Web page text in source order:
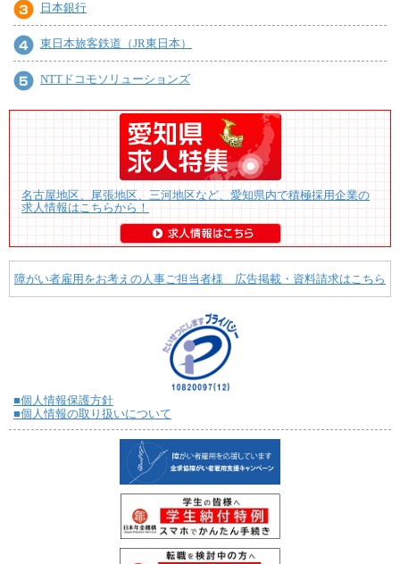
日本銀行
東日本旅客鉄道（JR東日本）
NTTドコモソリューションズ
名古屋地区、尾張地区、三河地区など、愛知県内で積極採用企業の
求人情報はこちらから！
障がい者雇用をお考えの人事ご担当者様 広告掲載・資料請求はこちら
■個人情報保護方針
■個人情報の取り扱いについて